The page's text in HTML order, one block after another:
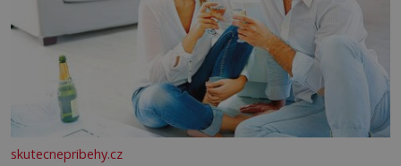
skutecnepribehy.cz